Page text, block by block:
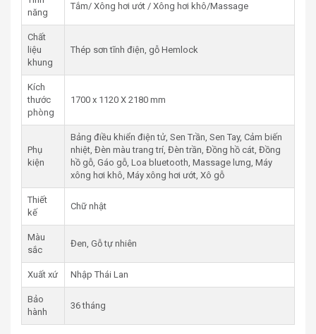
năng
Tắm/ Xông hơi ướt / Xông hơi khô/Massage
Chất
liệu
khung
Thép sơn tĩnh điện, gỗ Hemlock
Kích
thước
phòng
1700 x 1120 X 2180 mm
Phụ
kiện
Bảng điều khiển điện tử, Sen Trần, Sen Tay, Cảm biến
nhiệt, Đèn màu trang trí, Đèn trần, Đồng hồ cát, Đồng
hồ gỗ, Gáo gỗ, Loa bluetooth, Massage lưng, Máy
xông hơi khô, Máy xông hơi ướt, Xô gỗ
Thiết
kế
Chữ nhật
Màu
sắc
Đen, Gỗ tự nhiên
Xuất xứ Nhập Thái Lan
Bảo
hành
36 tháng